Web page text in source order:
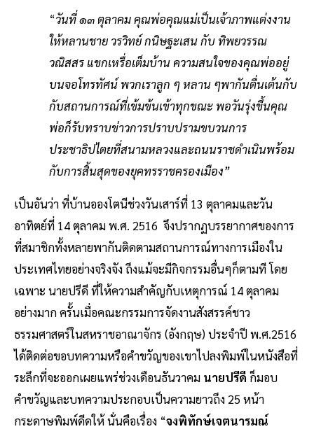
“วันที่ ๑๓ ตุลาคม คุณพ่อคุณแม่เป็นเจ้าภาพแต่งงาน
ให้หลานชาย วรวิทย์ กนิษฐะเสน กับ ทิพยวรรณ
วณิสสร แขกเหรื่อเต็มบ้าน ความสนใจของคุณพ่ออยู่
บนจอโทรทัศน์ พวกเราลูก ๆ หลาน ๆพากันตื่นเต้นกับ
กับสถานการณ์ที่เข้มข้นเข้าทุกขณะ พอวันรุ่งขึ้นคุณ
พ่อก็รับทราบข่าวการปราบปรามขบวนการ
ประชาธิปไตยที่สนามหลวงและถนนราชดำเนินพร้อม
กับการสิ้นสุดของยุคทรราชครองเมือง”
เป็นอันว่า ที่บ้านอองโตนีช่วงวันเสาร์ที่ 13 ตุลาคมและวัน
อาทิตย์ที่ 14 ตุลาคม พ.ศ. 2516 จึงปรากฏบรรยากาศของการ
ที่สมาชิกทั้งหลายพากันติดตามสถานการณ์ทางการเมืองใน
ประเทศไทยอย่างจริงจัง ถึงแม้จะมีกิจกรรมอื่นๆก็ตามที โดย
เฉพาะ นายปรีดี ที่ให้ความสำคัญกับเหตุการณ์ 14 ตุลาคม
อย่างมาก ครั้นเมื่อคณะกรรมการจัดงานสังสรรค์ชาว
ธรรมศาสตร์ในสหราชอาณาจักร (อังกฤษ) ประจําปี พ.ศ.2516
ได้ติดต่อขอบทความหรือคําขวัญของเขาไปลงพิมพ์ในหนังสือที่
ระลึกที่จะออกเผยแพร่ช่วงเดือนธันวาคม นายปรีดี ก็มอบ
คำขวัญและบทความประกอบเป็นความยาวถึง 25 หน้า
กระดาษพิมพ์ดีดให้ นั่นคือเรื่อง “จงพิทักษ์เจตนารมณ์